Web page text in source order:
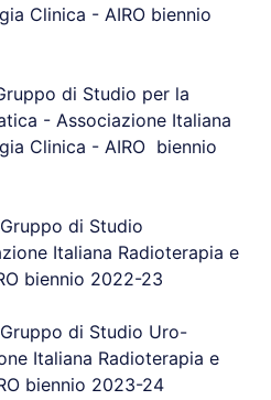
Clinica - AIRO biennio
di Studio per la
- Associazione Italiana
Clinica - AIRO biennio
di Studio
Italiana Radioterapia e
biennio 2022-23
di Studio Uro-
Italiana Radioterapia e
biennio 2023-24